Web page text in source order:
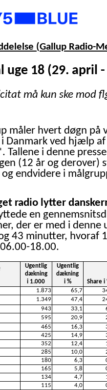
(Gallup Radio-
uge 18 (29. april
må kun ske mod
måler hvert døgn på
Danmark ved hjælp
Tallene i denne
(12 år og derover)
og endvidere i
radio lytter
en
der er med i denne
43 minutter, hvoraf
18.00.
Ugentlig
dækning
i 1.000
Ugentlig
dækning
i %
Share i
1.873 65,7
1.349 47,4
943 33,1
595 20,9
465 16,3
425 14,9
352 12,4
285 10,0
180 6,3
165 5,8
134 4,7
115 4,0